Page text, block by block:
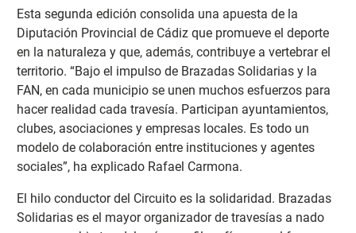
Esta segunda edición consolida una apuesta de la
Diputación Provincial de Cádiz que promueve el deporte
en la naturaleza y que, además, contribuye a vertebrar el
territorio. “Bajo el impulso de Brazadas Solidarias y la
FAN, en cada municipio se unen muchos esfuerzos para
hacer realidad cada travesía. Participan ayuntamientos,
clubes, asociaciones y empresas locales. Es todo un
modelo de colaboración entre instituciones y agentes
sociales”, ha explicado Rafael Carmona.
El hilo conductor del Circuito es la solidaridad. Brazadas
Solidarias es el mayor organizador de travesías a nado